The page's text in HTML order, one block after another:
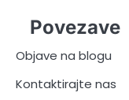
Povezave
Objave na blogu
Kontaktirajte nas